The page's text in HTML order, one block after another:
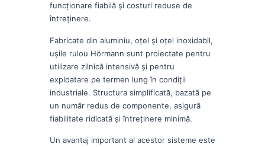
funcționare fiabilă și costuri reduse de
întreținere.
Fabricate din aluminiu, oțel și oțel inoxidabil,
ușile rulou Hörmann sunt proiectate pentru
utilizare zilnică intensivă și pentru
exploatare pe termen lung în condiții
industriale. Structura simplificată, bazată pe
un număr redus de componente, asigură
fiabilitate ridicată și întreținere minimă.
Un avantaj important al acestor sisteme este